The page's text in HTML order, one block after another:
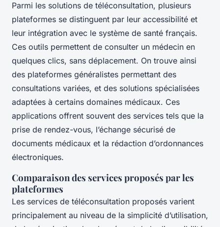
Parmi les solutions de téléconsultation, plusieurs
plateformes se distinguent par leur accessibilité et
leur intégration avec le système de santé français.
Ces outils permettent de consulter un médecin en
quelques clics, sans déplacement. On trouve ainsi
des plateformes généralistes permettant des
consultations variées, et des solutions spécialisées
adaptées à certains domaines médicaux. Ces
applications offrent souvent des services tels que la
prise de rendez-vous, l’échange sécurisé de
documents médicaux et la rédaction d’ordonnances
électroniques.
Comparaison des services proposés par les
plateformes
Les services de téléconsultation proposés varient
principalement au niveau de la simplicité d’utilisation,